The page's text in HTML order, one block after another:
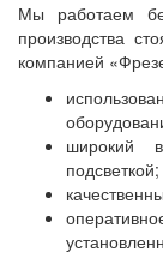
Мы работаем
производства
компанией
широкий
подсветкой;